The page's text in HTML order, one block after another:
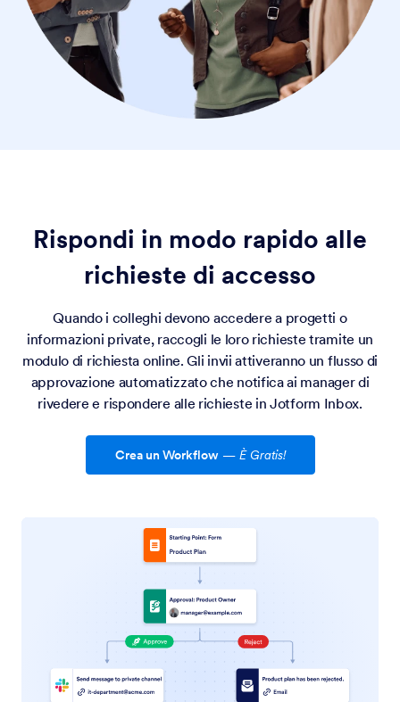
Rispondi in modo rapido alle
richieste di accesso
Quando i colleghi devono accedere a progetti o
informazioni private, raccogli le loro richieste tramite un
modulo di richiesta online. Gli invii attiveranno un flusso di
approvazione automatizzato che notifica ai manager di
rivedere e rispondere alle richieste in Jotform Inbox.
Crea un Workflow— È Gratis!